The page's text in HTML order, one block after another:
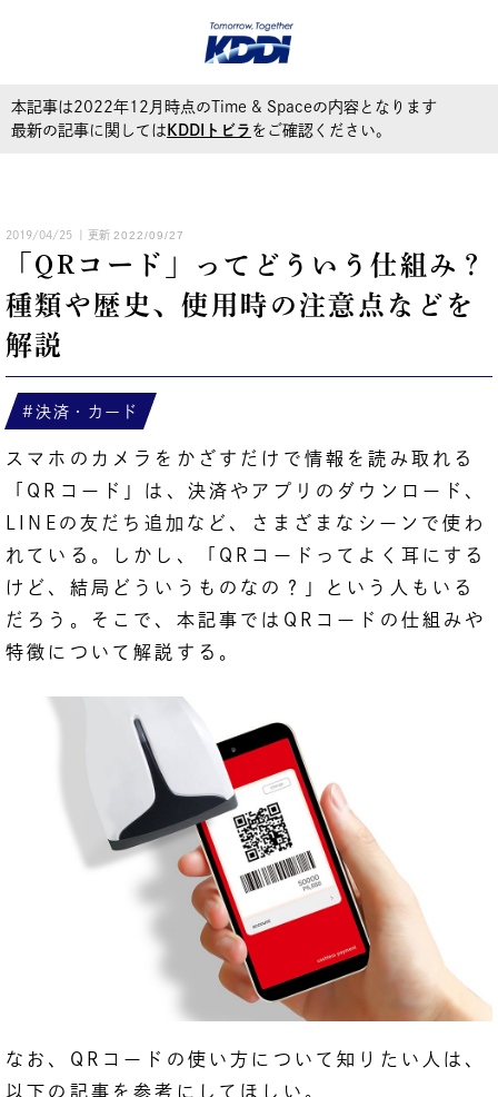
本記事は2022年12月時点のTime & Spaceの内容となります
最新の記事に関しては KDDIトビラ をご確認ください。
2019/04/25 | 更新 2022/09/27
「QRコード」ってどういう仕組み？
種類や歴史、使用時の注意点などを
解説
決済・カード
スマホのカメラをかざすだけで情報を読み取れる
「QRコード」は、決済やアプリのダウンロード、
LINEの友だち追加など、さまざまなシーンで使わ
れている。しかし、「QRコードってよく耳にする
けど、結局どういうものなの？」という人もいる
だろう。そこで、本記事ではQRコードの仕組みや
特徴について解説する。
なお、QRコードの使い方について知りたい人は、
以下の記事を参考にしてほしい。